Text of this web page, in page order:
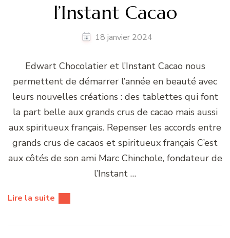
l’Instant Cacao
18 janvier 2024
Edwart Chocolatier et l’Instant Cacao nous
permettent de démarrer l’année en beauté avec
leurs nouvelles créations : des tablettes qui font
la part belle aux grands crus de cacao mais aussi
aux spiritueux français. Repenser les accords entre
grands crus de cacaos et spiritueux français C’est
aux côtés de son ami Marc Chinchole, fondateur de
l’Instant …
Lire la suite